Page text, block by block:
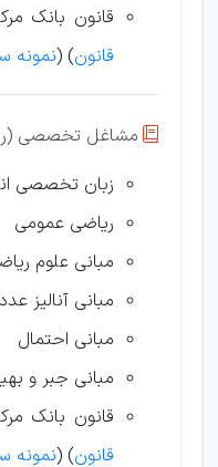
قانون بانک
قانون) (نمونه

مشاغل تخصصی
زبان تخصصی
ریاضی عمومی
مبانی علوم
مبانی آنالیز
مبانی احتمال
مبانی جبر و
قانون بانک
قانون) (نمونه